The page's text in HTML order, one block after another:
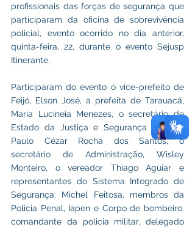
profissionais das forças de segurança que
participaram da oficina de sobrevivência
policial, evento ocorrido no dia anterior,
quinta-feira, 22, durante o evento Sejusp
Itinerante.
Participaram do evento o vice-prefeito de
Feijó, Elson José, a prefeita de Tarauacá,
Maria Lucineia Menezes, o secretário de
Estado da Justiça e Segurança Pública,
Paulo Cézar Rocha dos Santos, o
secretário de Administração, Wisley
Monteiro, o vereador Thiago Aguiar e
representantes do Sistema Integrado de
Segurança: Michel Feitosa, membros da
Policia Penal, Iapen e Corpo de bombeiro.
comandante da policia militar, delegado